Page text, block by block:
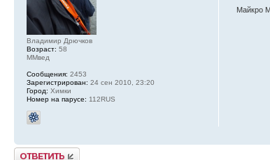
Майкро
Владимир Дрючков
Возраст: 58
ММвед
Сообщения: 2453
Зарегистрирован: 24 сен 2010, 23:20
Город: Химки
Номер на парусе: 112RUS
Ответить